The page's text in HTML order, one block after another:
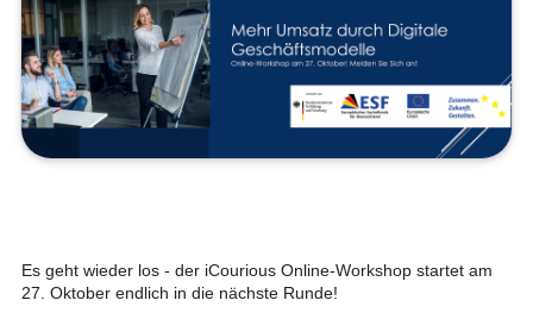
Es geht wieder los - der iCourious Online-Workshop startet am
27. Oktober endlich in die nächste Runde!